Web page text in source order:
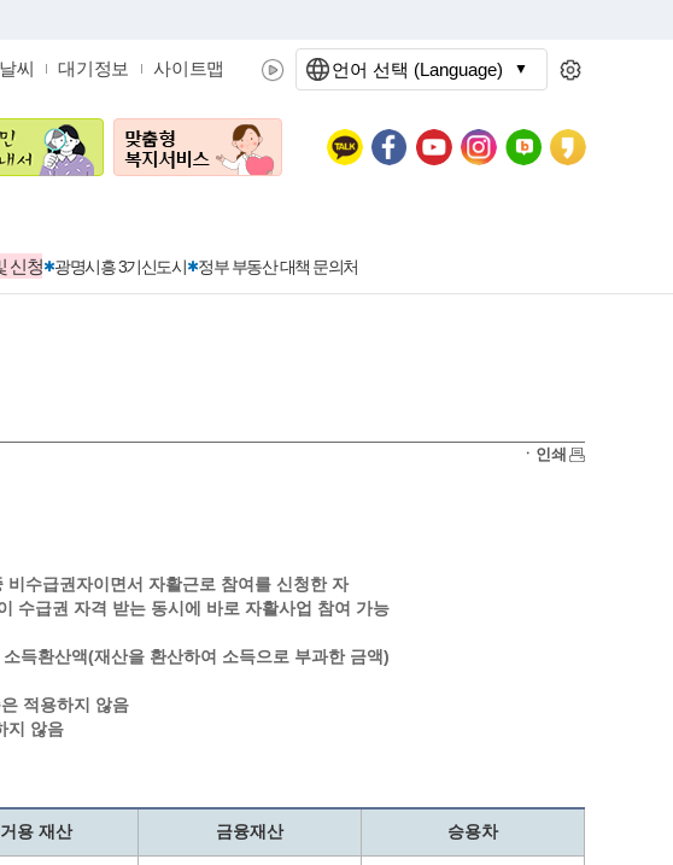
날씨 대기정보 사이트맵
신청 광명시흥 3기신도시 정부 부동산 대책 문의처
정보공개현황
사회조사
는 증명
정부24
365민원실 운영현황
시민옴부즈만 제도 소개
민원서식
장학회 장학금
청
문화관광
착한가격지정업소
업 현황
ㆍ인쇄
수급권자이면서 자활근로 참여를 신청한 자
수급권 자격 받는 동시에 바로 자활사업 참여 가능
득환산액(재산을 환산하여 소득으로 부과한 금액)
적용하지 않음
지 않음
용 재산 금융재산 승용차
언어 선택 (Language)